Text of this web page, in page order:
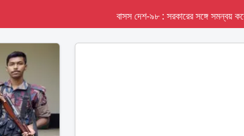
বাসস দেশ-৯৮ : সরকারের সঙ্গে সমন্বয় করে